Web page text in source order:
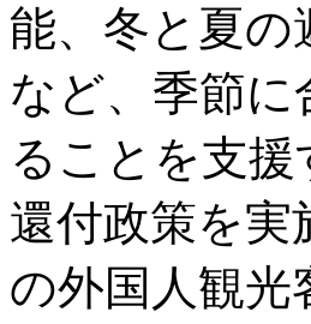
能、冬と夏
など、季節
ることを支
還付政策を実
の外国人観